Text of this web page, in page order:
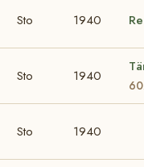
Sto 1940
Sto 1940
Sto 1940